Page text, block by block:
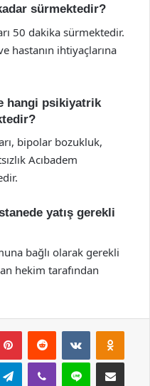
sürmektedir?
50 dakika sürmektedir.
hastanın ihtiyaçlarına
hangi psikiyatrik
bipolar bozukluk,
Acıbadem
yatış gerekli
bağlı olarak gerekli
hekim tarafından
PinterestReddit VKontakte
TelegramViber Line E-Posta ile